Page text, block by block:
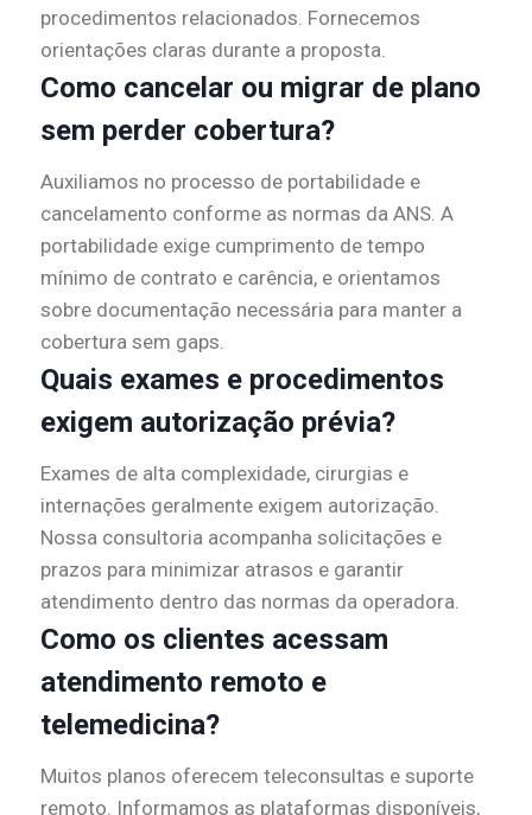
procedimentos relacionados. Fornecemos
orientações claras durante a proposta.
Como cancelar ou migrar de plano
sem perder cobertura?
Auxiliamos no processo de portabilidade e
cancelamento conforme as normas da ANS. A
portabilidade exige cumprimento de tempo
mínimo de contrato e carência, e orientamos
sobre documentação necessária para manter a
cobertura sem gaps.
Quais exames e procedimentos
exigem autorização prévia?
Exames de alta complexidade, cirurgias e
internações geralmente exigem autorização.
Nossa consultoria acompanha solicitações e
prazos para minimizar atrasos e garantir
atendimento dentro das normas da operadora.
Como os clientes acessam
atendimento remoto e
telemedicina?
Muitos planos oferecem teleconsultas e suporte
remoto. Informamos as plataformas disponíveis,